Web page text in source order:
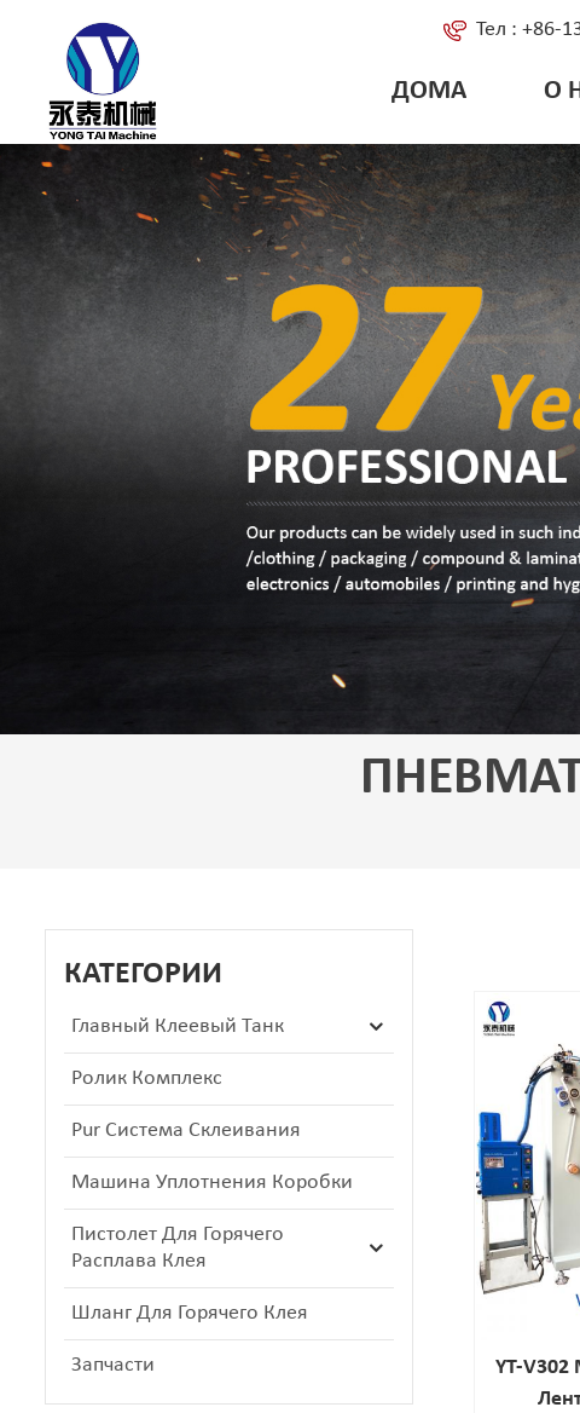
Тел : +86-
ДОМА О
КАТЕГОРИИ
Главный Клеевый Танк
Ролик Комплекс
Pur Система Склеивания
Машина Уплотнения Коробки
Пистолет Для Горячего
Расплава Клея
Шланг Для Горячего Клея
Запчасти
YT-V302